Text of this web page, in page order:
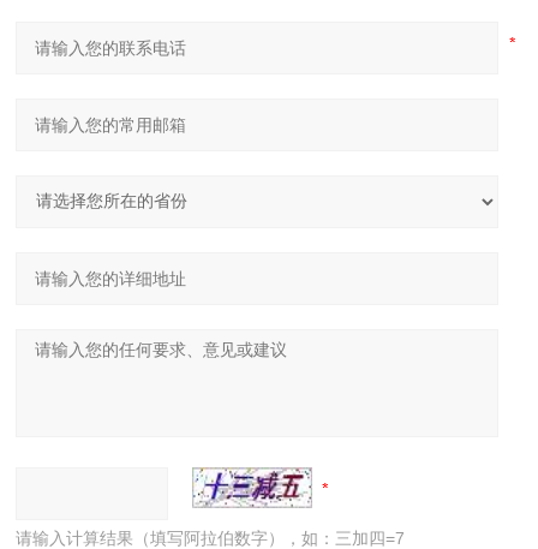
请输入计算结果（填写阿拉伯数字），如：三加四=7